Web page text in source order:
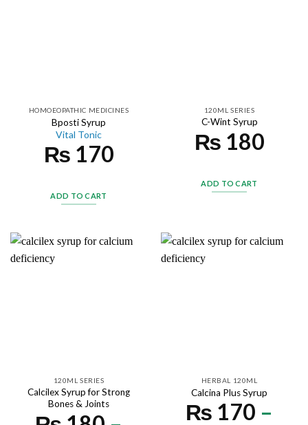
HOMOEOPATHIC MEDICINES
Bposti Syrup
Vital Tonic
₨ 170
ADD TO CART
120ML SERIES
C-Wint Syrup
₨ 180
ADD TO CART
120ML SERIES
Calcilex Syrup for Strong
Bones & Joints
HERBAL 120ML
Calcina Plus Syrup
₨ 170 –